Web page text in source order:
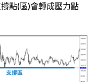
點(區)會轉成壓力點